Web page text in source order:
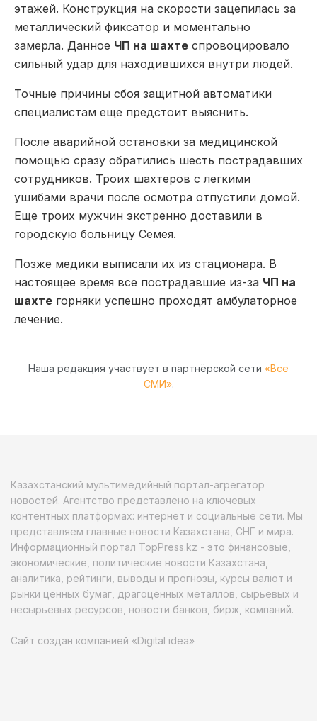
этажей. Конструкция на скорости зацепилась за
металлический фиксатор и моментально
замерла. Данное ЧП на шахте спровоцировало
сильный удар для находившихся внутри людей.
Точные причины сбоя защитной автоматики
специалистам еще предстоит выяснить.
После аварийной остановки за медицинской
помощью сразу обратились шесть пострадавших
сотрудников. Троих шахтеров с легкими
ушибами врачи после осмотра отпустили домой.
Еще троих мужчин экстренно доставили в
городскую больницу Семея.
Позже медики выписали их из стационара. В
настоящее время все пострадавшие из-за ЧП на
шахте горняки успешно проходят амбулаторное
лечение.
Наша редакция участвует в партнёрской сети «Все
СМИ».
Казахстанский мультимедийный портал-агрегатор
новостей. Агентство представлено на ключевых
контентных платформах: интернет и социальные сети. Мы
представляем главные новости Казахстана, СНГ и мира.
Информационный портал TopPress.kz - это финансовые,
экономические, политические новости Казахстана,
аналитика, рейтинги, выводы и прогнозы, курсы валют и
рынки ценных бумаг, драгоценных металлов, сырьевых и
несырьевых ресурсов, новости банков, бирж, компаний.
Сайт создан компанией «Digital idea»